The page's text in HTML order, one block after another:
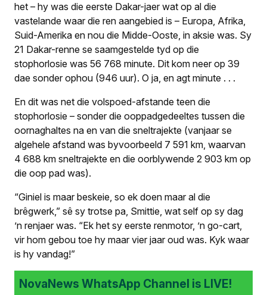
het – hy was die eerste Dakar-jaer wat op al die
vastelande waar die ren aangebied is – Europa, Afrika,
Suid-Amerika en nou die Midde-Ooste, in aksie was. Sy
21 Dakar-renne se saamgestelde tyd op die
stophorlosie was 56 768 minute. Dit kom neer op 39
dae sonder ophou (946 uur). O ja, en agt minute . . .
En dit was net die volspoed-afstande teen die
stophorlosie – sonder die ooppadgedeeltes tussen die
oornaghaltes na en van die sneltrajekte (vanjaar se
algehele afstand was byvoorbeeld 7 591 km, waarvan
4 688 km sneltrajekte en die oorblywende 2 903 km op
die oop pad was).
“Giniel is maar beskeie, so ek doen maar al die
brêgwerk,” sê sy trotse pa, Smittie, wat self op sy dag
’n renjaer was. “Ek het sy eerste renmotor, ’n go-cart,
vir hom gebou toe hy maar vier jaar oud was. Kyk waar
is hy vandag!”
NovaNews WhatsApp Channel is LIVE!